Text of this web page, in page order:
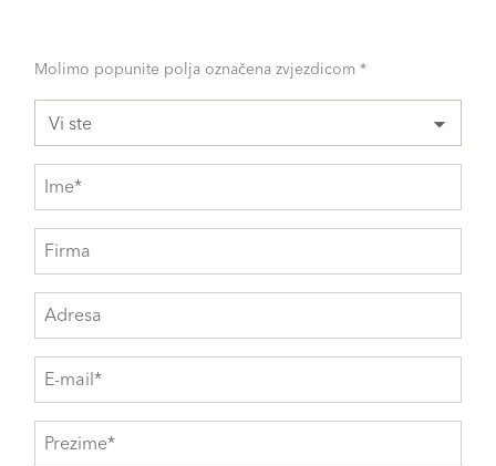
Molimo popunite polja označena zvjezdicom *
Vi ste